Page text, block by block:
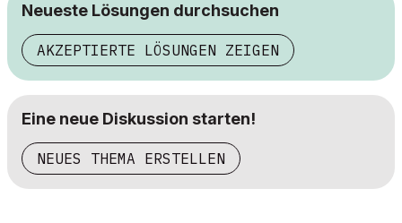
Neueste Lösungen durchsuchen
AKZEPTIERTE LÖSUNGEN ZEIGEN
Eine neue Diskussion starten!
NEUES THEMA ERSTELLEN